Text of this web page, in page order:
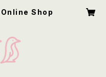
Shop